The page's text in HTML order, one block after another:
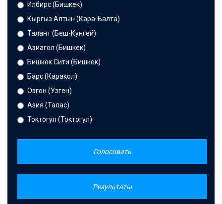
Илбирс (Бишкек)
Кыргыз Алтын (Кара-Балта)
Талант (Беш-Кунгей)
Азиагол (Бишкек)
Бишкек Сити (Бишкек)
Барс (Каракол)
Озгон (Узген)
Азия (Талас)
Токтогул (Токтогул)
Голосовать
Результаты